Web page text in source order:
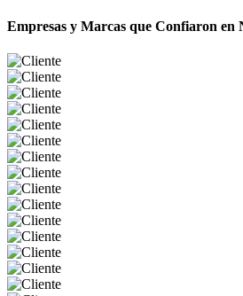
Empresas y Marcas que Confiaron en